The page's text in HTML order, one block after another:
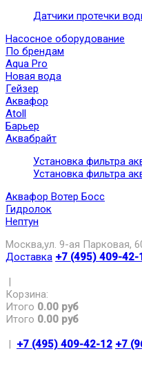
Датчики протечки
Насосное оборудование
По брендам
Aqua Pro
Новая вода
Гейзер
Аквафор
Atoll
Барьер
Аквабрайт
Установка фильтра
Установка фильтра
Аквафор Вотер Босс
Гидролок
Нептун
Москва,ул. 9-ая Парковая,
Доставка +7 (495) 409-42-
|
Корзина:
Итого 0.00 руб
Итого 0.00 руб
| +7 (495) 409-42-12 +7